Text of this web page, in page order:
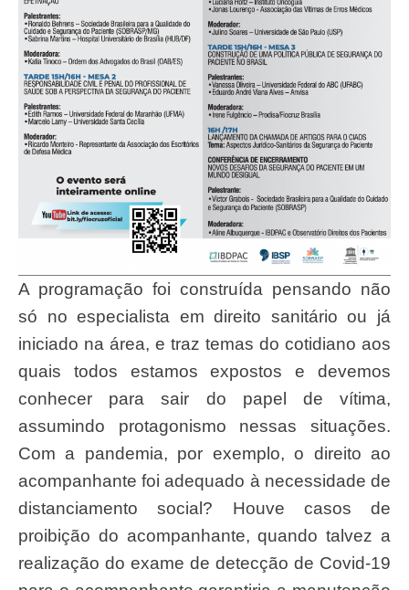
A programação foi construída pensando não
só no especialista em direito sanitário ou já
iniciado na área, e traz temas do cotidiano aos
quais todos estamos expostos e devemos
conhecer para sair do papel de vítima,
assumindo protagonismo nessas situações.
Com a pandemia, por exemplo, o direito ao
acompanhante foi adequado à necessidade de
distanciamento social? Houve casos de
proibição do acompanhante, quando talvez a
realização do exame de detecção de Covid-19